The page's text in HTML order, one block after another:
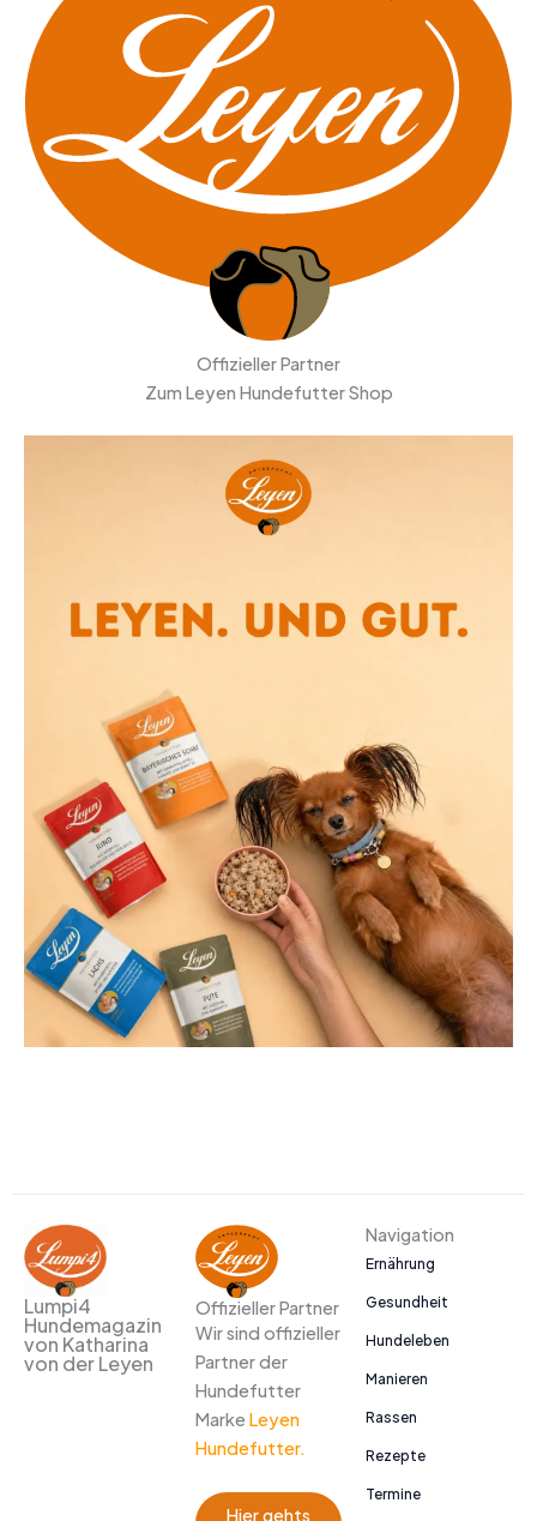
Offizieller Partner
Zum Leyen Hundefutter Shop
Lumpi4
Hundemagazin
von Katharina
von der Leyen
Offizieller Partner
Wir sind offizieller
Partner der
Hundefutter
Marke Leyen
Hundefutter.
Hier gehts
Navigation
Ernährung
Gesundheit
Hundeleben
Manieren
Rassen
Rezepte
Termine